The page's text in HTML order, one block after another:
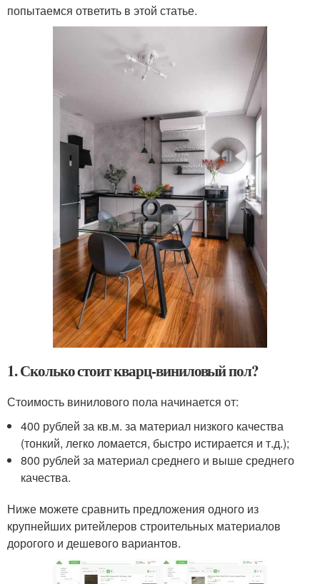
попытаемся ответить в этой статье.
1. Сколько стоит кварц-виниловый пол?
Стоимость винилового пола начинается от:
400 рублей за кв.м. за материал низкого качества
(тонкий, легко ломается, быстро истирается и т.д.);
800 рублей за материал среднего и выше среднего
качества.
Ниже можете сравнить предложения одного из
крупнейших ритейлеров строительных материалов
дорогого и дешевого вариантов.